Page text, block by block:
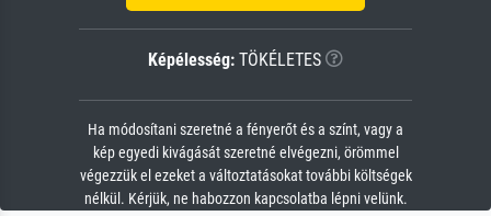
Képélesség: TÖKÉLETES
Ha módosítani szeretné a fényerőt és a színt, vagy a
kép egyedi kivágását szeretné elvégezni, örömmel
végezzük el ezeket a változtatásokat további költségek
nélkül. Kérjük, ne habozzon kapcsolatba lépni velünk.